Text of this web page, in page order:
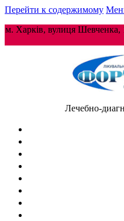
Перейти к содержимому
м. Харків, вулиця
Лечебно-